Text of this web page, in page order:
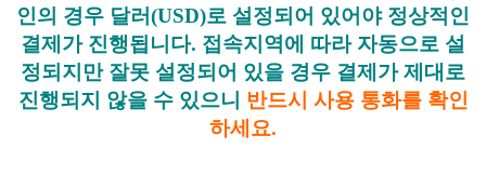
인의 경우 달러(USD)로 설정되어 있어야 정상적인
결제가 진행됩니다. 접속지역에 따라 자동으로 설
정되지만 잘못 설정되어 있을 경우 결제가 제대로
진행되지 않을 수 있으니 반드시 사용 통화를 확인
하세요.